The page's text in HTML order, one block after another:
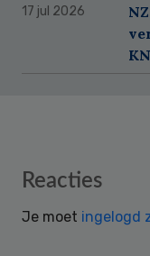
17 jul 2026
Reader
Reacties
Je moet ingelogd